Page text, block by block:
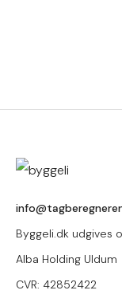
Byggeli.dk udgives
Alba Holding Uldum
CVR: 42852422